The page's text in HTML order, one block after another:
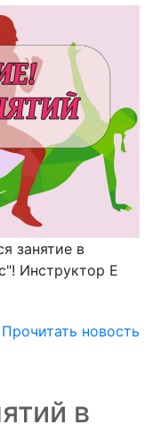
занятие в
Инструктор Е
Прочитать новость
в